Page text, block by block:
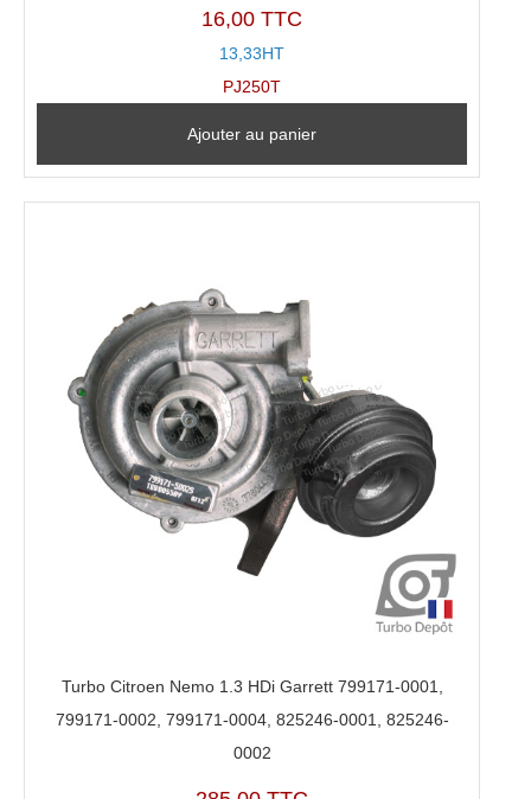
16,00 TTC
13,33HT
PJ250T
Ajouter au panier
Turbo Citroen Nemo 1.3 HDi Garrett 799171-0001,
799171-0002, 799171-0004, 825246-0001, 825246-
0002